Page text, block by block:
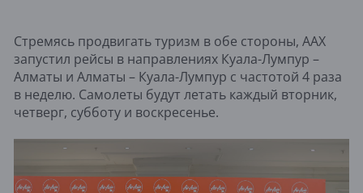
Стремясь продвигать туризм в обе стороны, AAX
запустил рейсы в направлениях Куала-Лумпур –
Алматы и Алматы – Куала-Лумпур с частотой 4 раза
в неделю. Самолеты будут летать каждый вторник,
четверг, субботу и воскресенье.